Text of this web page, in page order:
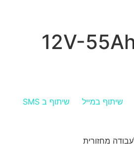
שיתוף במייל שיתוף ב SMS